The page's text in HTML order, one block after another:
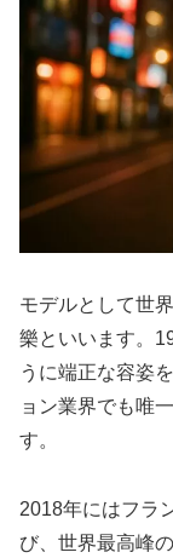
モデルとして世
樂といいます。
うに端正な容姿
ョン業界でも唯
す。
2018年にはフラ
び、世界最高峰